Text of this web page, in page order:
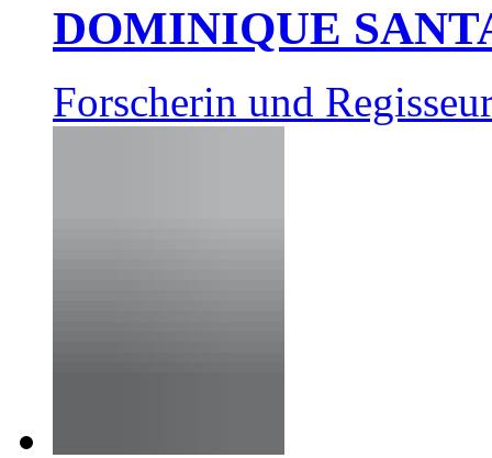
DOMINIQUE
Forscherin und